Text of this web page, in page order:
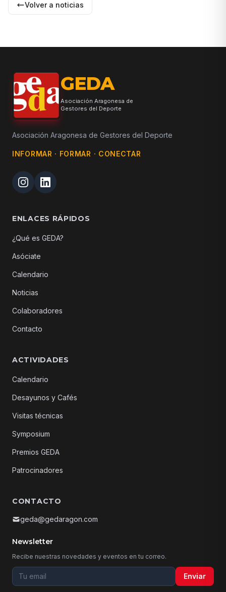
Volver a noticias
GEDA
Asociación Aragonesa de
Gestores del Deporte
Asociación Aragonesa de Gestores del Deporte
INFORMAR · FORMAR · CONECTAR
ENLACES RÁPIDOS
¿Qué es GEDA?
Asóciate
Calendario
Noticias
Colaboradores
Contacto
ACTIVIDADES
Calendario
Desayunos y Cafés
Visitas técnicas
Symposium
Premios GEDA
Patrocinadores
CONTACTO
geda@gedaragon.com
Newsletter
Recibe nuestras novedades y eventos en tu correo.
Tu email para la newsletter Enviar